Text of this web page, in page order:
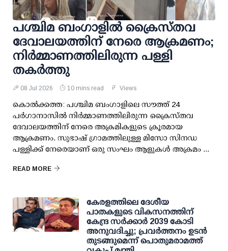
പശ്ചിമ ബംഗാളിൽ ക്രൈസ്തവ
ദേവാലയത്തിന് നേരെ ആക്രമണം;
നിർമ്മാണത്തിലിരുന്ന പള്ളി
തകർത്തു
08 Jul 2026 10 mins read Views
കൊൽക്കത്ത: പശ്ചിമ ബംഗാളിലെ സൗത്ത് 24
പർഗാനാസിൽ നിർമ്മാണത്തിലിരുന്ന ക്രൈസ്തവ
ദേവാലയത്തിന് നേരെ അക്രമികളുടെ ക്രൂരമായ
ആക്രമണം. സുഭാഷ് ഗ്രാമത്തിലുള്ള മിസോ സിനഡ
പള്ളിക്ക് നേരെയാണ് ഒരു സംഘം ആളുകൾ അക്രമം ...
READ MORE
കേരളത്തിലെ ദേശീയ
പാതകളുടെ വികസനത്തിന്
കേന്ദ്ര സര്‍ക്കാര്‍ 2039 കോടി
അനുവദിച്ചു; പ്രവര്‍ത്തനം ഉടന്‍
തുടങ്ങുമെന്ന് പൊതുമരാമത്ത്